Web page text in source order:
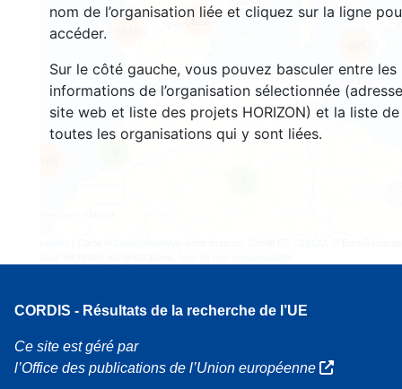
nom de l’organisation liée et cliquez sur la ligne
accéder.
Sur le côté gauche, vous pouvez basculer entre les
informations de l’organisation sélectionnée
site web et liste des projets HORIZON) et la liste de
toutes les organisations qui y sont liées.
5823
CORDIS - Résultats de la recherche de l’UE
Ce site est géré par
l’Office des publications de l’Union européenne